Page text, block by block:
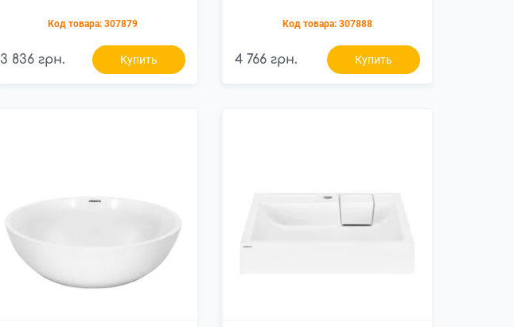
Код товара: 307879
3 836 грн. Купить
Код товара: 307888
4 766 грн. Купить